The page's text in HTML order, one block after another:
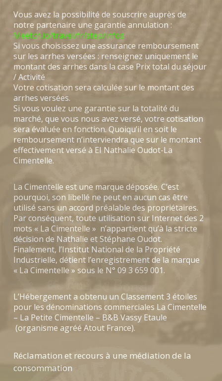
Vous avez la possibilité de souscrire auprès de
notre partenaire une garantie annulation :
Meetch.io/travel/fr/step/infos
Si vous choisissez une assurance remboursement
sur les arrhes versées : renseignez uniquement le
montant des arrhes dans la case Prix total du séjour
/ Activité
Votre cotisation sera calculée sur le montant des
arrhes versées.
Si vous voulez une garantie sur la totalité du
marché, que vous nous avez versé, votre cotisation
sera évaluée en fonction. Quoiqu’il en soit le
remboursement n’interviendra que sur le montant
effectivement versé à EI Nathalie Oudot-La
Cimentelle.
La Cimentelle est une marque déposée. C’est
pourquoi, son libellé ne peut en aucun cas être
utilisé sans un accord préalable des propriétaires.
Par conséquent, toute utilisation sur Internet des 2
mots « La Cimentelle » n’appartient qu’à la stricte
décision de Nathalie et Stéphane Oudot.
Finalement, l’Institut National de la Propriété
Industrielle, détient l’enregistrement de la marque
« La Cimentelle » sous le N° 09 3 659 001.
L’Hébergement a obtenu un Classement 3 étoiles
pour les dénominations commerciales La Cimentelle
– La Petite Cimentelle – B&B Vassy Etaule
(organisme agréé Atout France).
Réclamation et recours à une médiation de la
consommation